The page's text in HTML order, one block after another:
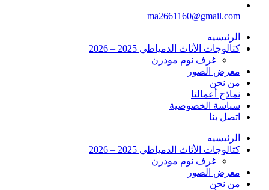
ma2661160@gmail.com
الرئيسيه
كتالوجات الأثاث الدمياطي 2025 – 2026
غرف نوم مودرن
معرض الصور
من نحن
نماذج أعمالنا
سياسة الخصوصية
اتصل بنا
الرئيسيه
كتالوجات الأثاث الدمياطي 2025 – 2026
غرف نوم مودرن
معرض الصور
من نحن